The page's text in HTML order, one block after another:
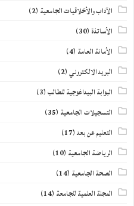
الآداب والأخلاقيات الجامعية (2)
الأساتذة(30)
الأمانة العامة (4)
البريد الالكتروني(2)
البوابة البيداغوجية للطالب(3)
التسجيلات الجامعية (35)
التعليم عن بعد(17)
الرياضة الجامعية (10)
الصحة الجامعية (14)
المجلة العلمية للجامعة (14)